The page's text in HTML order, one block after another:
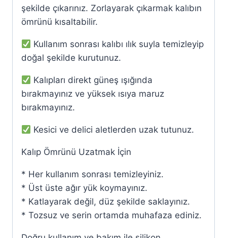
şekilde çıkarınız. Zorlayarak çıkarmak kalıbın
ömrünü kısaltabilir.
Kullanım sonrası kalıbı ılık suyla temizleyip
doğal şekilde kurutunuz.
Kalıpları direkt güneş ışığında
bırakmayınız ve yüksek ısıya maruz
bırakmayınız.
Kesici ve delici aletlerden uzak tutunuz.
Kalıp Ömrünü Uzatmak İçin
* Her kullanım sonrası temizleyiniz.
* Üst üste ağır yük koymayınız.
* Katlayarak değil, düz şekilde saklayınız.
* Tozsuz ve serin ortamda muhafaza ediniz.